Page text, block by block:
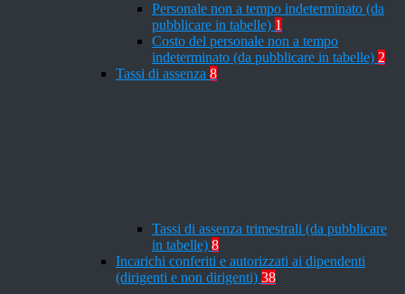
Personale non a tempo indeterminato (da
pubblicare in tabelle) 1
Costo del personale non a tempo
indeterminato (da pubblicare in tabelle) 2
Tassi di assenza 8
Tassi di assenza trimestrali (da pubblicare
in tabelle) 8
Incarichi conferiti e autorizzati ai dipendenti
(dirigenti e non dirigenti) 38